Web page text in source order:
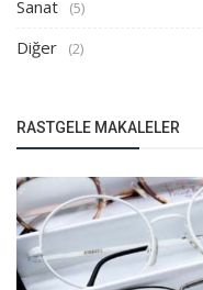
Sanat (5)
Diğer (2)
RASTGELE MAKALELER